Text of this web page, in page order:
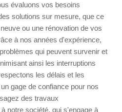
évaluons vos besoins
solutions sur mesure, que ce
ou une rénovation de vos
à nos années d'expérience,
qui peuvent survenir et
ainsi les interruptions
les délais et les
gage de confiance pour nos
des travaux
notre société, qui s'engage à